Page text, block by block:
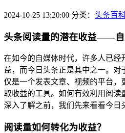
2024-10-25 13:20:00 分类： 头条百
头条阅读量的潜在收益——自
在如今的自媒体时代，许多人已经
益，而今日头条正是其中之一。对
仅是一个发表文章、视频的平台，
取收益的工具。如何有效利用阅读
深入了解之前，我们先来看看今日
阅读量如何转化为收益？